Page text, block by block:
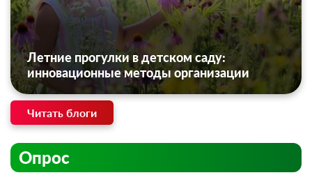
Летние прогулки в детском саду:
инновационные методы организации
Читать блоги
Опрос